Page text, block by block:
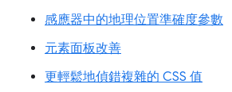
感應器中的地理位置準確度參數
元素面板改善
更輕鬆地偵錯複雜的 CSS 值